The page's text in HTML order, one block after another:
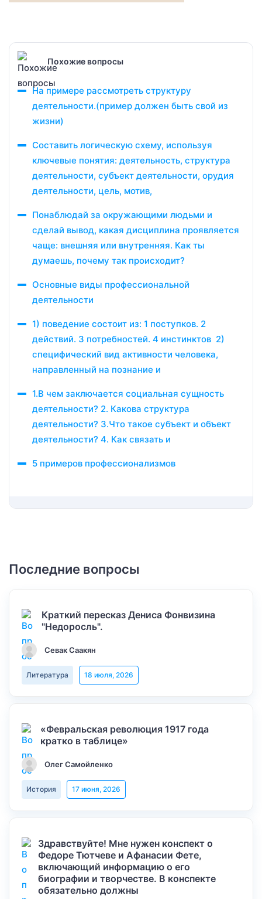
Похожие вопросы
На примере рассмотреть структуру
деятельности.(пример должен быть свой из
жизни)
Составить логическую схему, используя
ключевые понятия: деятельность, структура
деятельности, субъект деятельности, орудия
деятельности, цель, мотив,
Понаблюдай за окружающими людьми и
сделай вывод, какая дисциплина проявляется
чаще: внешняя или внутренняя. Как ты
думаешь, почему так происходит?
Основные виды профессиональной
деятельности
1) поведение состоит из: 1 поступков. 2
действий. 3 потребностей. 4 инстинктов 2)
специфический вид активности человека,
направленный на познание и
1.В чем заключается социальная сущность
деятельности? 2. Какова структура
деятельности? 3.Что такое субъект и объект
деятельности? 4. Как связать и
5 примеров профессионализмов
Последние вопросы
Краткий пересказ Дениса Фонвизина
"Недоросль".
Севак Саакян
Литература 18 июля, 2026
«Февральская революция 1917 года
кратко в таблице»
Олег Самойленко
История 17 июня, 2026
Здравствуйте! Мне нужен конспект о
Федоре Тютчеве и Афанасии Фете,
включающий информацию о его
биографии и творчестве. В конспекте
обязательно должны